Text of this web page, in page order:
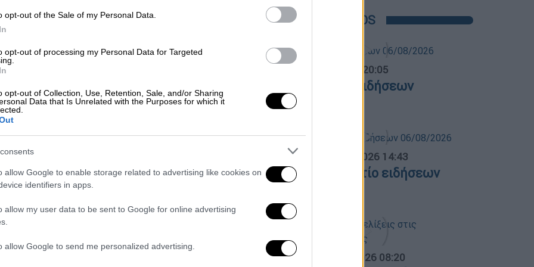
opt-out of the Sale of my Personal Data.
opt-out of processing my Personal Data for Targeted
opt-out of Collection, Use, Retention, Sale, and/or Sharing
Data that Is Unrelated with the Purposes for which it
allow Google to enable storage related to advertising like cookies on
identifiers in apps.
allow my user data to be sent to Google for online advertising
allow Google to send me personalized advertising.
Σκληρή ανακοίνωση από 22
Πολιτική|05.08.2026 14:15
Αποζημιώσεις εξπρές, αναστολή
μετά τις πυρκαγιές
Επίσης, τα αντιδιαβρωτικά έργα
αναμένεται να ξεκινήσουν ήδη από τις
επόμενες εβδομάδες
POPULAR VIDEOS
06.08.2026 20:05
Κεντρικό δελτίο ειδήσεων
06/08/2026
Μεσημεριανό... 06.08.2026 14:43
Μεσημεριανό δελτίο ειδήσεων
Ώρα Ελλάδος... 06.08.2026 08:20